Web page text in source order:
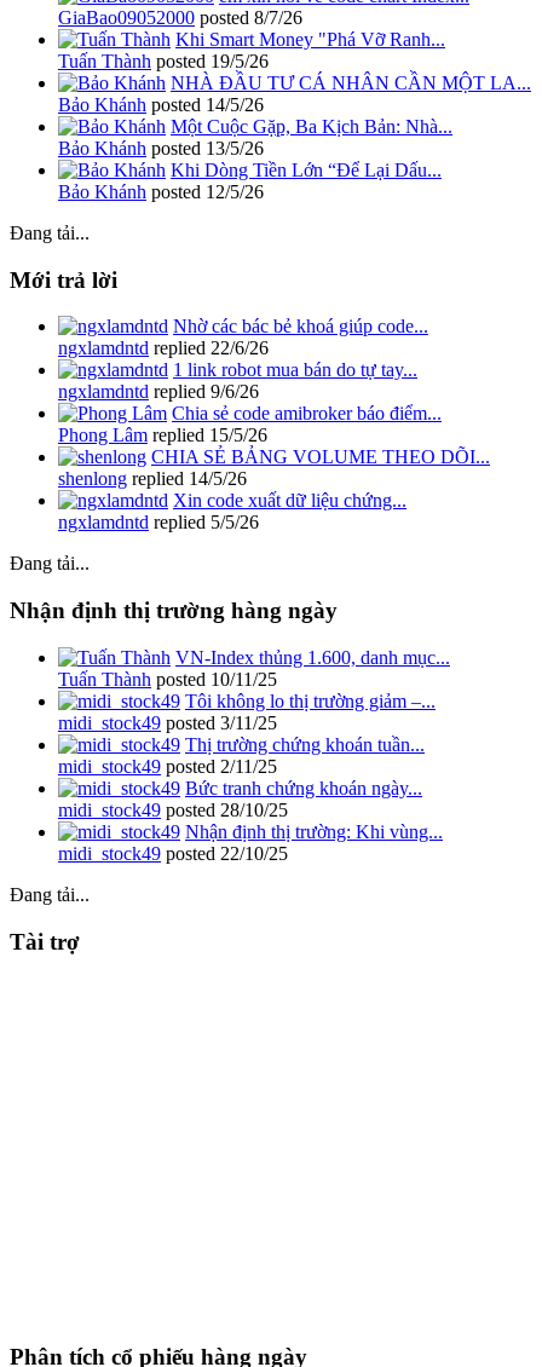
GiaBao09052000 posted 8/7/26
Khi Smart Money "Phá Vỡ Ranh...
Tuấn Thành posted 19/5/26
NHÀ ĐẦU TƯ CÁ NHÂN CẦN MỘT LA...
Bảo Khánh posted 14/5/26
Một Cuộc Gặp, Ba Kịch Bản: Nhà...
Bảo Khánh posted 13/5/26
Khi Dòng Tiền Lớn “Để Lại Dấu...
Bảo Khánh posted 12/5/26
Đang tải...
Mới trả lời
Nhờ các bác bẻ khoá giúp code...
ngxlamdntd replied 22/6/26
1 link robot mua bán do tự tay...
ngxlamdntd replied 9/6/26
Chia sẻ code amibroker báo điểm...
Phong Lâm replied 15/5/26
CHIA SẺ BẢNG VOLUME THEO DÕI...
shenlong replied 14/5/26
Xin code xuất dữ liệu chứng...
ngxlamdntd replied 5/5/26
Đang tải...
Nhận định thị trường hàng ngày
VN-Index thủng 1.600, danh mục...
Tuấn Thành posted 10/11/25
Tôi không lo thị trường giảm –...
midi_stock49 posted 3/11/25
Thị trường chứng khoán tuần...
midi_stock49 posted 2/11/25
Bức tranh chứng khoán ngày...
midi_stock49 posted 28/10/25
Nhận định thị trường: Khi vùng...
midi_stock49 posted 22/10/25
Đang tải...
Tài trợ
Phân tích cổ phiếu hàng ngày